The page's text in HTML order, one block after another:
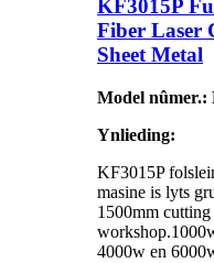
KF3015P
Fiber Laser
Sheet Metal
Model nûmer.:
Ynlieding:
KF3015P
masine is lyts
1500mm
4000w en